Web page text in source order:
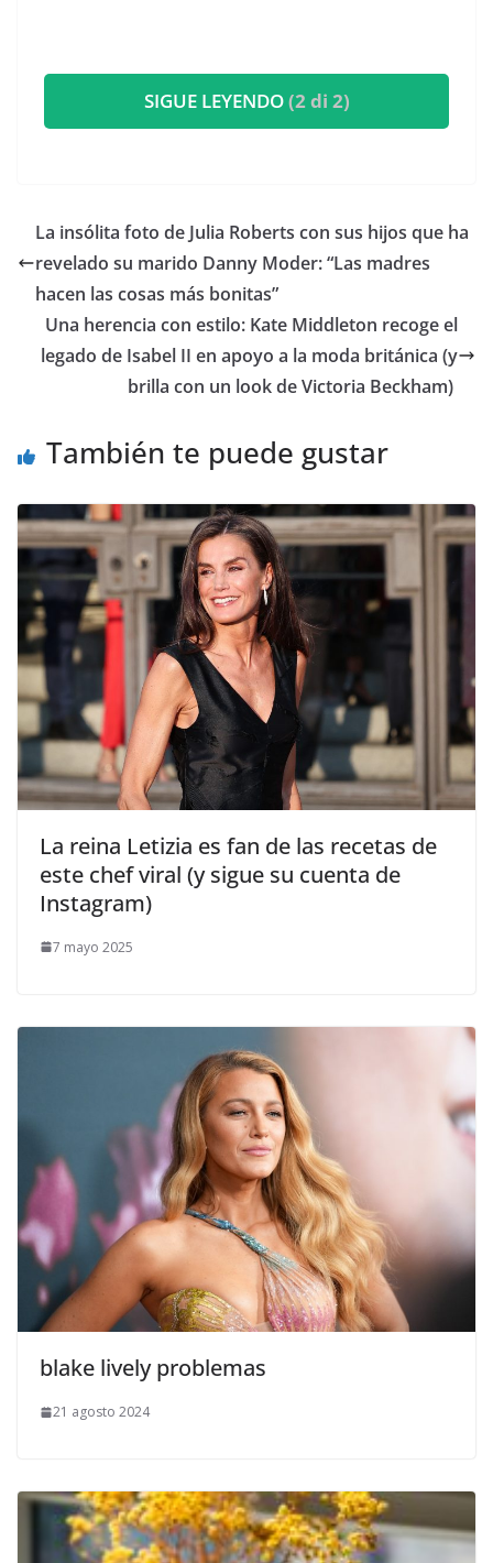
SIGUE LEYENDO(2 di 2)
​La insólita foto de Julia Roberts con sus hijos que ha
revelado su marido Danny Moder: “Las madres
hacen las cosas más bonitas”
​Una herencia con estilo: Kate Middleton recoge el
legado de Isabel II en apoyo a la moda británica (y
brilla con un look de Victoria Beckham)
También te puede gustar
​La reina Letizia es fan de las recetas de
este chef viral (y sigue su cuenta de
Instagram)
7 mayo 2025
​blake lively problemas
21 agosto 2024